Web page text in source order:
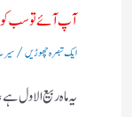
آپ آئے تو سب کو
ایک تبصرہ چھوڑیں/
یہ ماہ ربیع الاول